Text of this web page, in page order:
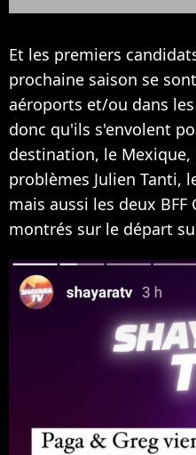
Et les premiers
prochaine saison se
aéroports et/ou dans
donc qu'ils s'envolent
destination, le
problèmes Julien Tanti,
mais aussi les deux
montrés sur le départ